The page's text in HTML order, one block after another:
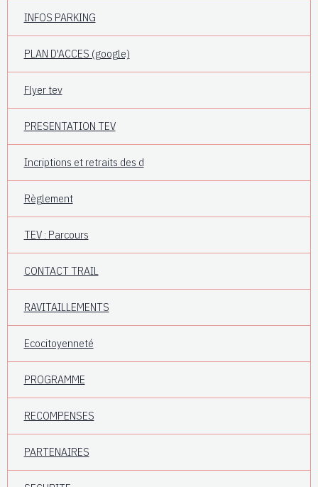
INFOS PARKING
PLAN D'ACCES (google)
Flyer tev
PRESENTATION TEV
Incriptions et retraits des d
Règlement
TEV : Parcours
CONTACT TRAIL
RAVITAILLEMENTS
Ecocitoyenneté
PROGRAMME
RECOMPENSES
PARTENAIRES